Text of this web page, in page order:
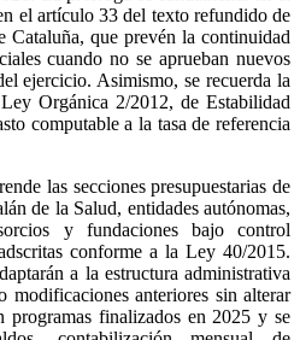
el artículo 33 del texto refundido de
Cataluña, que prevén la continuidad
cuando no se aprueban nuevos
ejercicio. Asimismo, se recuerda la
Orgánica 2/2012, de Estabilidad
computable a la tasa de referencia
las secciones presupuestarias de
de la Salud, entidades autónomas,
y fundaciones bajo control
conforme a la Ley 40/2015.
a la estructura administrativa
modificaciones anteriores sin alterar
programas finalizados en 2025 y se